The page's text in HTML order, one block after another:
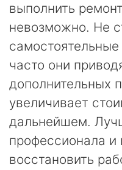
выполнить
невозможно. Не
часто они
дополнительных
увеличивает
дальнейшем.
профессионала
восстановить